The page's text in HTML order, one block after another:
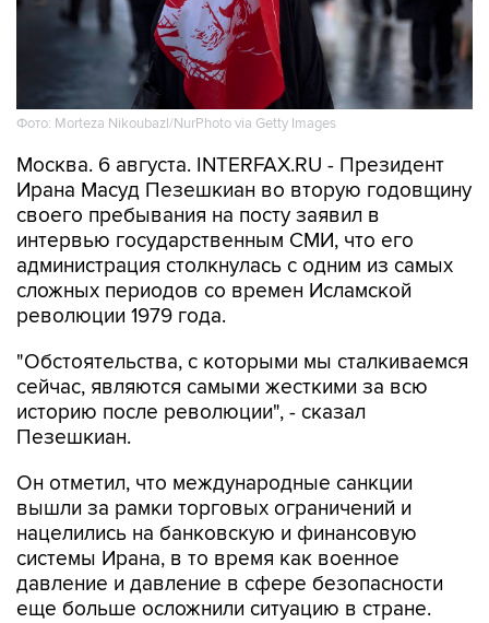
Фото: Morteza Nikoubazl/NurPhoto via Getty Images
Москва. 6 августа. INTERFAX.RU - Президент
Ирана Масуд Пезешкиан во вторую годовщину
своего пребывания на посту заявил в
интервью государственным СМИ, что его
администрация столкнулась с одним из самых
сложных периодов со времен Исламской
революции 1979 года.
"Обстоятельства, с которыми мы сталкиваемся
сейчас, являются самыми жесткими за всю
историю после революции", - сказал
Пезешкиан.
Он отметил, что международные санкции
вышли за рамки торговых ограничений и
нацелились на банковскую и финансовую
системы Ирана, в то время как военное
давление и давление в сфере безопасности
еще больше осложнили ситуацию в стране.